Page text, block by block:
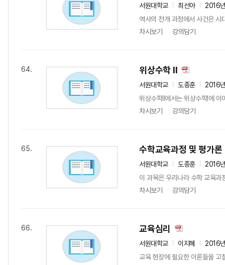
서원대학교 최선아
2016
역사의 전개 과정에서 사건은 시
차시보기
강의담기
64. 위상수학 II
서원대학교 도종훈
2016
위상수학II에서는 위상수학I에
차시보기
강의담기
65. 수학교육과정 및 평가론
서원대학교 도종훈
2016
이 과목은 우리나라 수학 교육
차시보기
강의담기
66. 교육심리
서원대학교 이지혜
2016
교육 현장에 필요한 이론들을 고